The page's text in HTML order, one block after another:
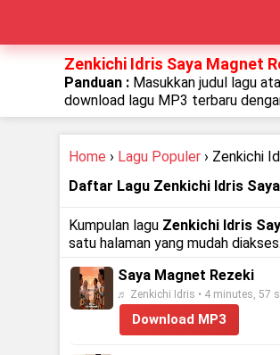
Zenkichi Idris Saya Magnet
Panduan : Masukkan judul lagu
download lagu MP3 terbaru
Home › Lagu Populer › Zenkichi
Daftar Lagu Zenkichi Idris
Kumpulan lagu Zenkichi Idris
satu halaman yang mudah diakses.
Saya Magnet Rezeki
♬ Zenkichi Idris • 4 minutes, 57
Download MP3